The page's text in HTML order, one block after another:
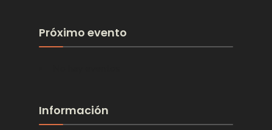
Próximo evento
Información